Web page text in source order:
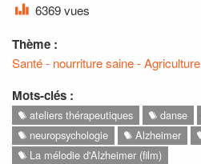
6369 vues
Thème :
Santé - nourriture saine - Agriculture
Mots-clés :
ateliers thérapeutiques danse
neuropsychologie
Alzheimer
La mélodie d'Alzheimer (film)